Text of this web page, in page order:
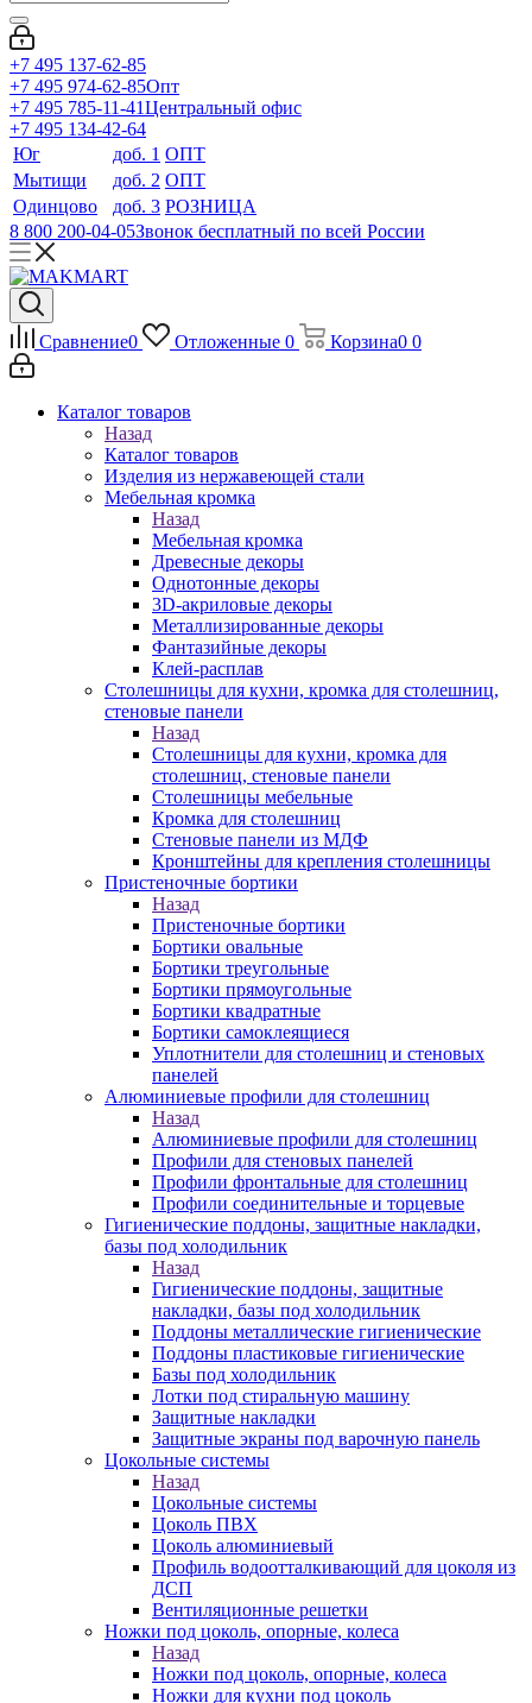
+7 495 137-62-85
+7 495 974-62-85Опт
+7 495 785-11-41Центральный офис
+7 495 134-42-64
Юг
доб. 1 ОПТ
Мытищи
доб. 2 ОПТ
Одинцово
доб. 3 РОЗНИЦА
8 800 200-04-05Звонок бесплатный по всей России
Сравнение0 Отложенные 0 Корзина0 0
Каталог товаров
Назад
Каталог товаров
Изделия из нержавеющей стали
Мебельная кромка
Назад
Мебельная кромка
Древесные декоры
Однотонные декоры
3D-акриловые декоры
Металлизированные декоры
Фантазийные декоры
Клей-расплав
Столешницы для кухни, кромка для столешниц,
стеновые панели
Назад
Столешницы для кухни, кромка для
столешниц, стеновые панели
Столешницы мебельные
Кромка для столешниц
Стеновые панели из МДФ
Кронштейны для крепления столешницы
Пристеночные бортики
Назад
Пристеночные бортики
Бортики овальные
Бортики треугольные
Бортики прямоугольные
Бортики квадратные
Бортики самоклеящиеся
Уплотнители для столешниц и стеновых
панелей
Алюминиевые профили для столешниц
Назад
Алюминиевые профили для столешниц
Профили для стеновых панелей
Профили фронтальные для столешниц
Профили соединительные и торцевые
Гигиенические поддоны, защитные накладки,
базы под холодильник
Назад
Гигиенические поддоны, защитные
накладки, базы под холодильник
Поддоны металлические гигиенические
Поддоны пластиковые гигиенические
Базы под холодильник
Лотки под стиральную машину
Защитные накладки
Защитные экраны под варочную панель
Цокольные системы
Назад
Цокольные системы
Цоколь ПВХ
Цоколь алюминиевый
Профиль водоотталкивающий для цоколя из
ДСП
Вентиляционные решетки
Ножки под цоколь, опорные, колеса
Назад
Ножки под цоколь, опорные, колеса
Ножки для кухни под цоколь